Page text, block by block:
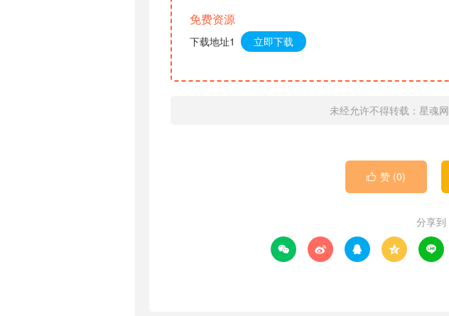
免费资源
下载地址1 立即下载
未经允许不得转载： 星魂网
 赞 (0)
分享到
    